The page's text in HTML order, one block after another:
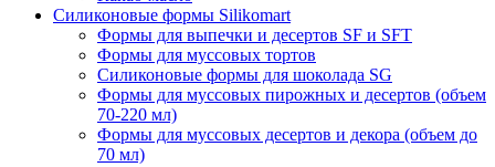
Силиконовые формы Silikomart
Формы для выпечки и десертов SF и SFT
Формы для муссовых тортов
Силиконовые формы для шоколада SG
Формы для муссовых пирожных и десертов (объем
70-220 мл)
Формы для муссовых десертов и декора (объем до
70 мл)